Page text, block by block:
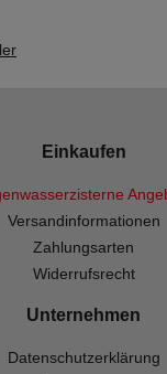
Einkaufen
Versandinformationen
Zahlungsarten
Widerrufsrecht
Unternehmen
Datenschutzerklärung